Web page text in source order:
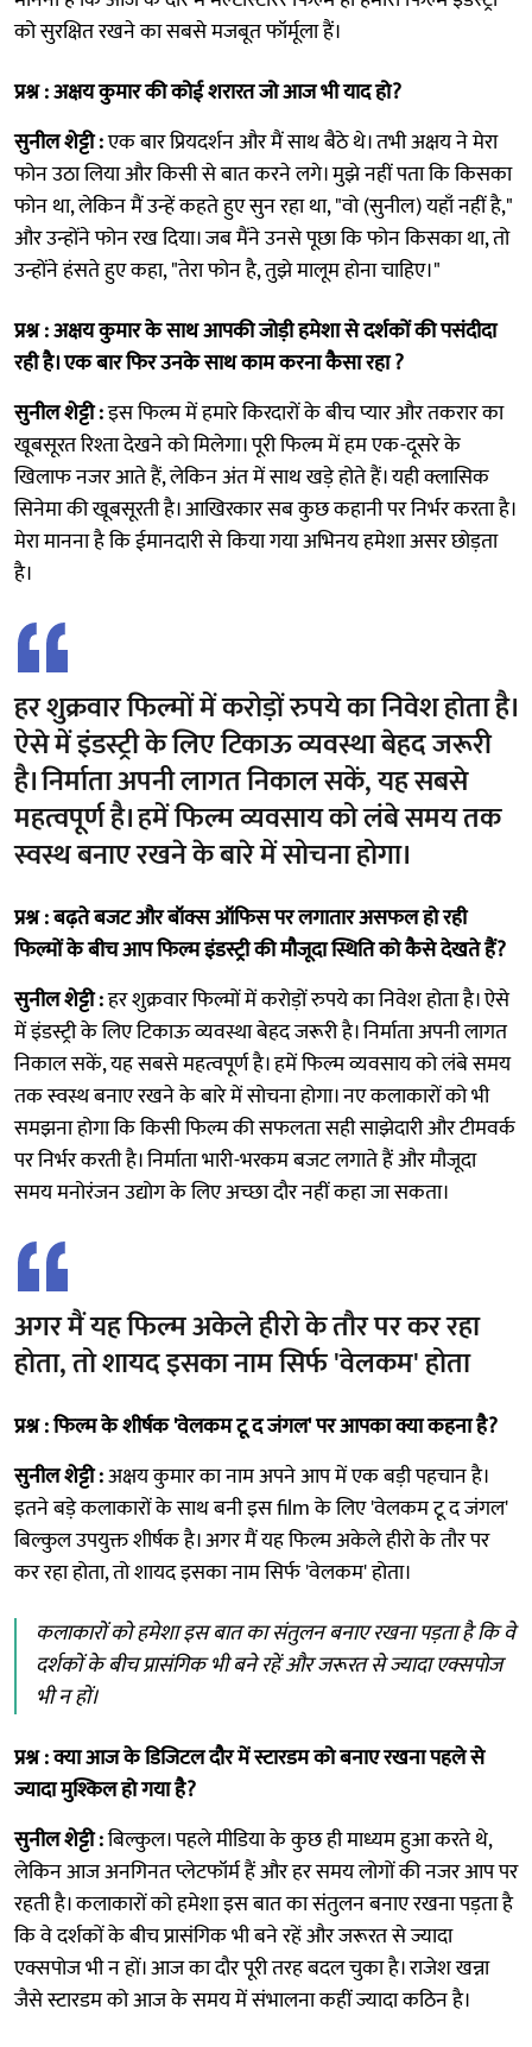
को सुरक्षित रखने का सबसे मजबूत फॉर्मूला हैं।
प्रश्न : अक्षय कुमार की कोई शरारत जो आज भी याद हो?
सुनील शेट्टी :एक बार प्रियदर्शन और मैं साथ बैठे थे। तभी अक्षय ने मेरा
फोन उठा लिया और किसी से बात करने लगे। मुझे नहीं पता कि किसका
फोन था, लेकिन मैं उन्हें कहते हुए सुन रहा था, "वो (सुनील) यहाँ नहीं है,"
और उन्होंने फोन रख दिया। जब मैंने उनसे पूछा कि फोन किसका था, तो
उन्होंने हंसते हुए कहा, "तेरा फोन है, तुझे मालूम होना चाहिए।"
प्रश्न : अक्षय कुमार के साथ आपकी जोड़ी हमेशा से दर्शकों की पसंदीदा
रही है। एक बार फिर उनके साथ काम करना कैसा रहा ?
सुनील शेट्टी :इस फिल्म में हमारे किरदारों के बीच प्यार और तकरार का
खूबसूरत रिश्ता देखने को मिलेगा। पूरी फिल्म में हम एक-दूसरे के
खिलाफ नजर आते हैं, लेकिन अंत में साथ खड़े होते हैं। यही क्लासिक
सिनेमा की खूबसूरती है। आखिरकार सब कुछ कहानी पर निर्भर करता है।
मेरा मानना है कि ईमानदारी से किया गया अभिनय हमेशा असर छोड़ता
है।
हर शुक्रवार फिल्मों में करोड़ों रुपये का निवेश होता है।
ऐसे में इंडस्ट्री के लिए टिकाऊ व्यवस्था बेहद जरूरी
है। निर्माता अपनी लागत निकाल सकें, यह सबसे
महत्वपूर्ण है। हमें फिल्म व्यवसाय को लंबे समय तक
स्वस्थ बनाए रखने के बारे में सोचना होगा।
प्रश्न : बढ़ते बजट और बॉक्स ऑफिस पर लगातार असफल हो रही
फिल्मों के बीच आप फिल्म इंडस्ट्री की मौजूदा स्थिति को कैसे देखते हैं?
सुनील शेट्टी :हर शुक्रवार फिल्मों में करोड़ों रुपये का निवेश होता है। ऐसे
में इंडस्ट्री के लिए टिकाऊ व्यवस्था बेहद जरूरी है। निर्माता अपनी लागत
निकाल सकें, यह सबसे महत्वपूर्ण है। हमें फिल्म व्यवसाय को लंबे समय
तक स्वस्थ बनाए रखने के बारे में सोचना होगा। नए कलाकारों को भी
समझना होगा कि किसी फिल्म की सफलता सही साझेदारी और टीमवर्क
पर निर्भर करती है। निर्माता भारी-भरकम बजट लगाते हैं और मौजूदा
समय मनोरंजन उद्योग के लिए अच्छा दौर नहीं कहा जा सकता।
अगर मैं यह फिल्म अकेले हीरो के तौर पर कर रहा
होता, तो शायद इसका नाम सिर्फ 'वेलकम' होता
प्रश्न : फिल्म के शीर्षक 'वेलकम टू द जंगल' पर आपका क्या कहना है?
सुनील शेट्टी :अक्षय कुमार का नाम अपने आप में एक बड़ी पहचान है।
इतने बड़े कलाकारों के साथ बनी इस film के लिए 'वेलकम टू द जंगल'
बिल्कुल उपयुक्त शीर्षक है। अगर मैं यह फिल्म अकेले हीरो के तौर पर
कर रहा होता, तो शायद इसका नाम सिर्फ 'वेलकम' होता।
कलाकारों को हमेशा इस बात का संतुलन बनाए रखना पड़ता है कि वे
दर्शकों के बीच प्रासंगिक भी बने रहें और जरूरत से ज्यादा एक्सपोज
भी न हों।
प्रश्न : क्या आज के डिजिटल दौर में स्टारडम को बनाए रखना पहले से
ज्यादा मुश्किल हो गया है?
सुनील शेट्टी :बिल्कुल। पहले मीडिया के कुछ ही माध्यम हुआ करते थे,
लेकिन आज अनगिनत प्लेटफॉर्म हैं और हर समय लोगों की नजर आप पर
रहती है। कलाकारों को हमेशा इस बात का संतुलन बनाए रखना पड़ता है
कि वे दर्शकों के बीच प्रासंगिक भी बने रहें और जरूरत से ज्यादा
एक्सपोज भी न हों। आज का दौर पूरी तरह बदल चुका है। राजेश खन्ना
जैसे स्टारडम को आज के समय में संभालना कहीं ज्यादा कठिन है।